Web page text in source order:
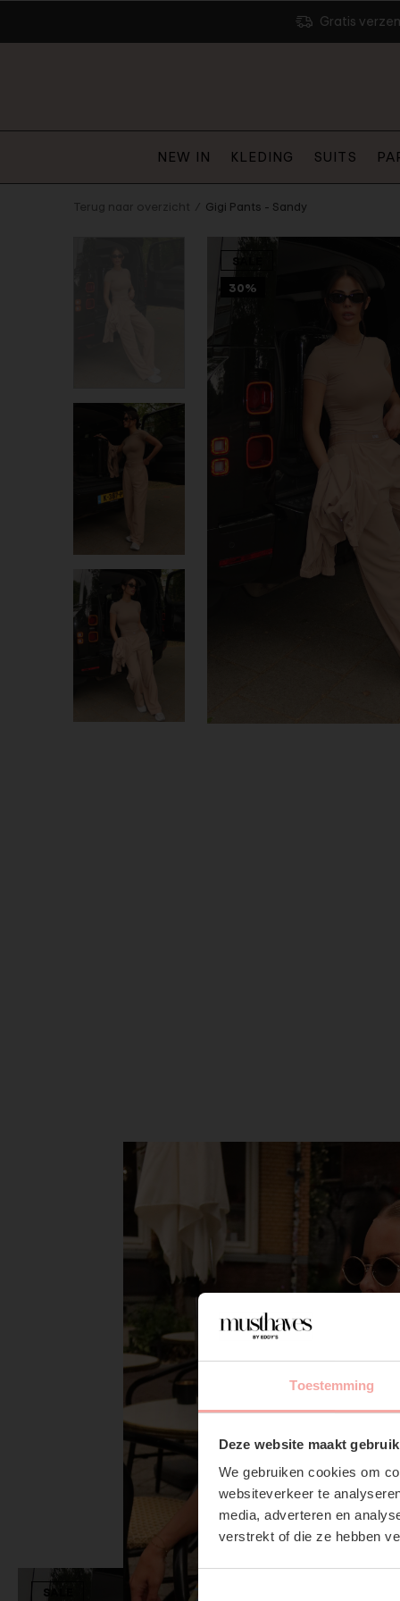
Toestemming
Deze website maakt
We gebruiken cookies om
websiteverkeer te
media, adverteren en
verstrekt of die ze hebben
NEW IN KLEDING SUITS
Gratis
Terug naar overzicht Gigi Pants - Sandy
SALE
30%
SALE